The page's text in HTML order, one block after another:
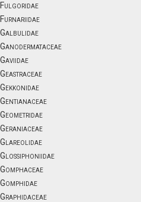
Fulgoridae
Furnariidae
Galbulidae
Ganodermataceae
Gaviidae
Geastraceae
Gekkonidae
Gentianaceae
Geometridae
Geraniaceae
Glareolidae
Glossiphoniidae
Gomphaceae
Gomphidae
Graphidaceae